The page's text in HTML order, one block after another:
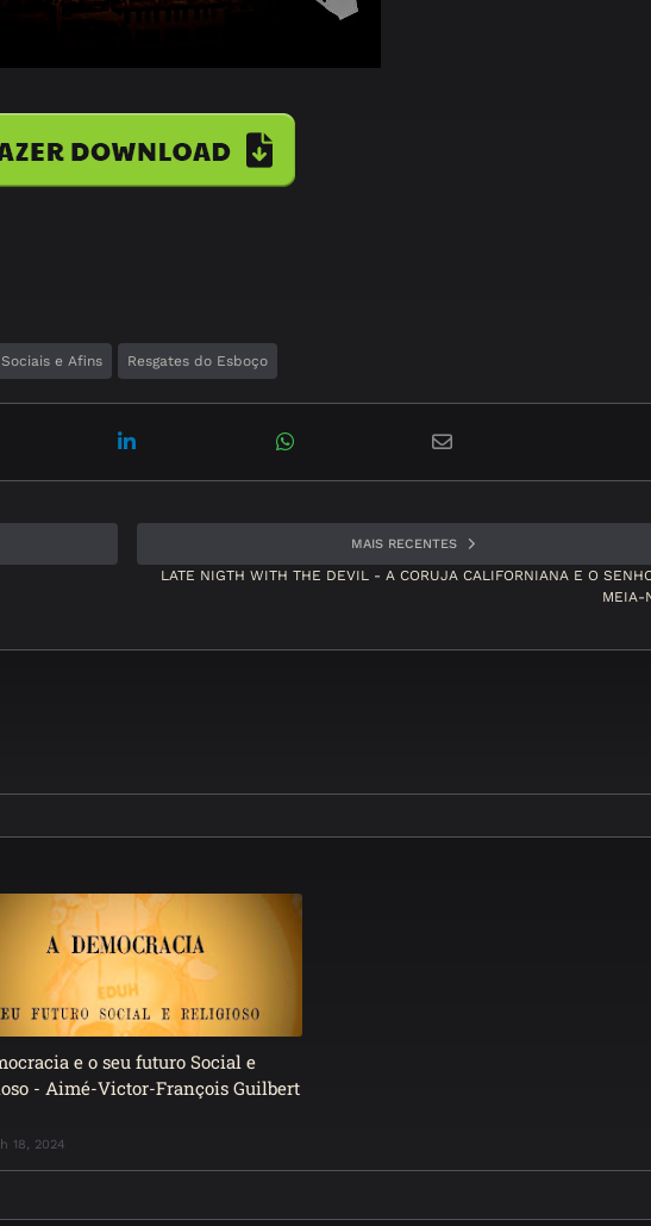
e Afins Resgates do Esboço
MAIS RECENTES
LATE NIGTH WITH THE DEVIL - A CORUJA CALIFORNIANA E O
MEIA-
e o seu futuro Social e
- Aimé-Victor-François Guilbert
18, 2024